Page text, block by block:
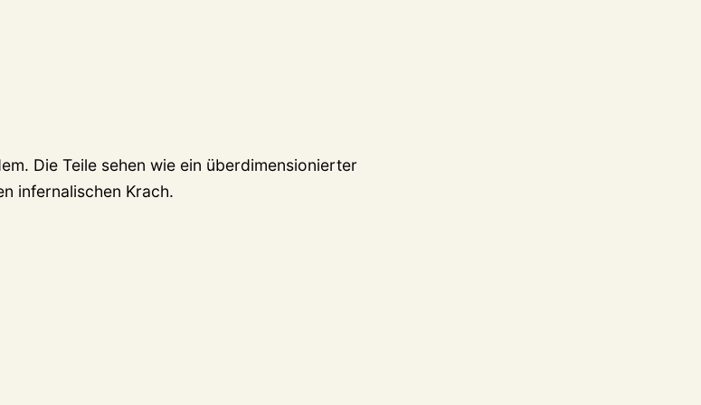
Die Teile sehen wie ein überdimensionierter
infernalischen Krach.